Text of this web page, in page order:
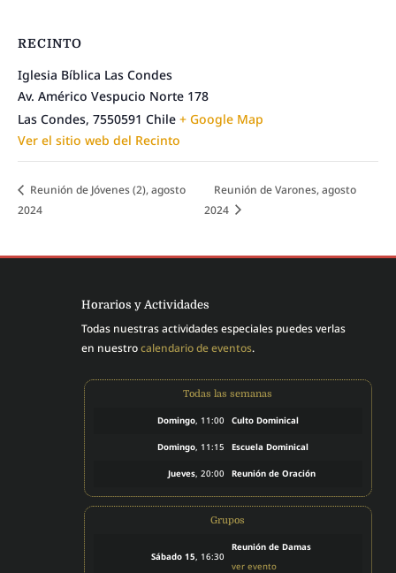
RECINTO
Iglesia Bíblica Las Condes
Av. Américo Vespucio Norte 178
Las Condes, 7550591 Chile + Google Map
Ver el sitio web del Recinto
Reunión de Jóvenes (2), agosto
2024
Reunión de Varones, agosto
2024
Horarios y Actividades
Todas nuestras actividades especiales puedes verlas
en nuestrocalendario de eventos.
Todas las semanas
Domingo, 11:00 Culto Dominical
Domingo, 11:15 Escuela Dominical
Jueves, 20:00 Reunión de Oración
Grupos
Sábado 15 , 16:30
Reunión de Damas
ver evento